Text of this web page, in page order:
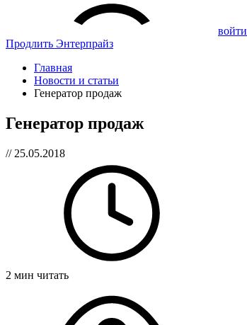
войти
Продлить Энтерпрайз
Главная
Новости и статьи
Генератор продаж
Генератор продаж
// 25.05.2018
2 мин читать